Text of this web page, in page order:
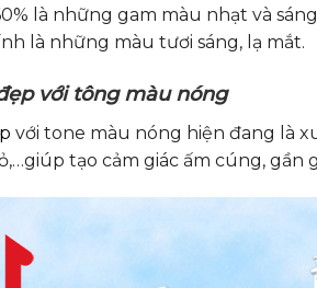
là những gam màu nhạt và
là những màu tươi sáng, lạ mắt.
với tông màu nóng
với tone màu nóng hiện đang là
tạo cảm giác ấm cúng, gần